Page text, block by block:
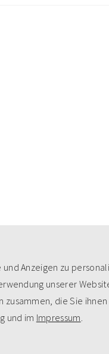
Anzeigen zu
unserer
die Sie
und im Impressum.